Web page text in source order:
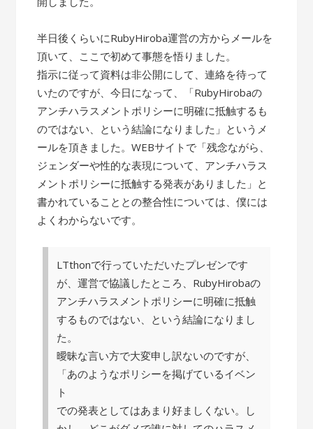
半日後くらいにRubyHiroba運営の方からメールを
頂いて、ここで初めて事態を悟りました。
指示に従って資料は非公開にして、連絡を待って
いたのですが、今日になって、「RubyHirobaの
アンチハラスメントポリシーに明確に抵触するも
のではない、という結論になりました」というメ
ールを頂きました。WEBサイトで「残念ながら、
ジェンダーや性的な表現について、アンチハラス
メントポリシーに抵触する発表がありました」と
書かれていることとの整合性については、僕には
よくわからないです。
LTthonで行っていただいたプレゼンです
が、運営で協議したところ、RubyHirobaの
アンチハラスメントポリシーに明確に抵触
するものではない、という結論になりまし
た。
曖昧な言い方で大変申し訳ないのですが、
「あのようなポリシーを掲げているイベン
ト
での発表としてはあまり好ましくない。し